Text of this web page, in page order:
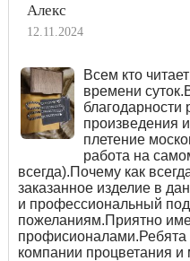
Алекс
12.11.2024
Всем кто
времени
произведения
плетение
работа на
всегда).Почему как
заказанное изделие в
и профессиональный
пожеланиям.Приятно
компании процветания и